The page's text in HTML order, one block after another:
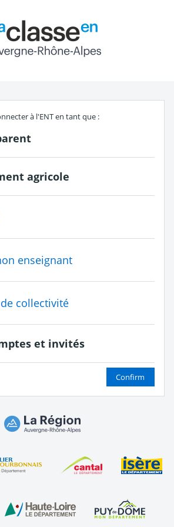
en tant que
à l'ENT en tant que :
agricole
enseignant
collectivité
et invités